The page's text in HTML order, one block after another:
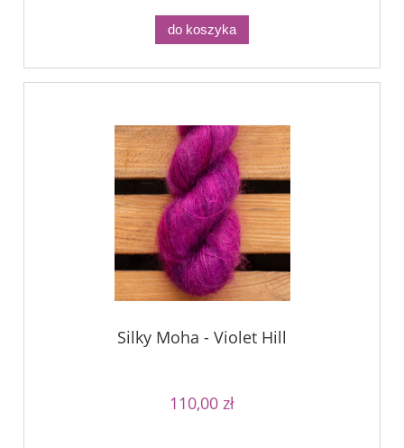
do koszyka
Silky Moha - Violet Hill
110,00 zł